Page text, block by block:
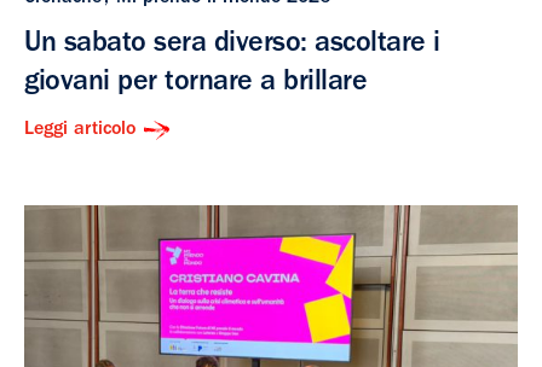
Un sabato sera diverso: ascoltare i
giovani per tornare a brillare
Leggi articolo